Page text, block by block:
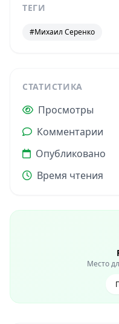
ТЕГИ
#Михаил Серенко
СТАТИСТИКА
Просмотры
Комментарии
Опубликовано
Время чтения
Место